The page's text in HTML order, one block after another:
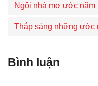
Ngôi nhà mơ ước năm
Thắp sáng những ước
Bình luận